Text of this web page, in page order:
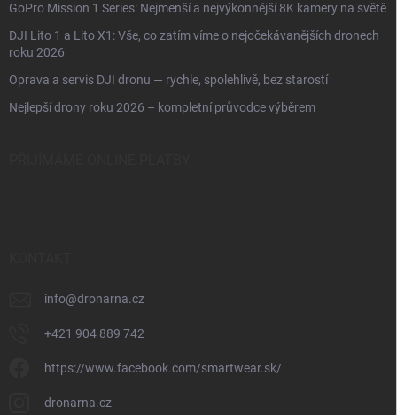
GoPro Mission 1 Series: Nejmenší a nejvýkonnější 8K kamery na světě
DJI Lito 1 a Lito X1: Vše, co zatím víme o nejočekávanějších dronech
roku 2026
Oprava a servis DJI dronu — rychle, spolehlivě, bez starostí
Nejlepší drony roku 2026 – kompletní průvodce výběrem
info@dronarna.cz
+421 904 889 742
https://www.facebook.com/smartwear.sk/
dronarna.cz